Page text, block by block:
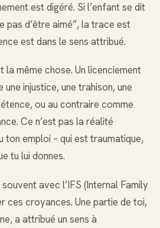
est digéré. Si l’enfant se dit
pas d’être aimé”, la trace est
est dans le sens attribué.
la même chose. Un licenciement
injustice, une trahison, une
ou au contraire comme
Ce n’est pas la réalité
ton emploi – qui est traumatique,
tu lui donnes.
avec l’IFS (Internal Family
ces croyances. Une partie de toi,
a attribué un sens à